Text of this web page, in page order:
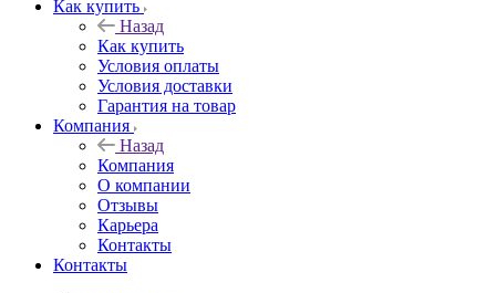
Как купить
Назад
Как купить
Условия оплаты
Условия доставки
Гарантия на товар
Компания
Назад
Компания
О компании
Отзывы
Карьера
Контакты
Контакты